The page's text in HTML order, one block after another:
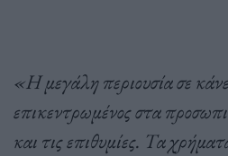
«Η μεγάλη περιουσία σε
επικεντρωμένος στα
και τις επιθυμίες. Τα